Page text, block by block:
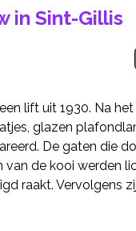
in Sint-Gillis
lift uit 1930. Na
glazen
De gaten die
de kooi werden
raakt. Vervolgens